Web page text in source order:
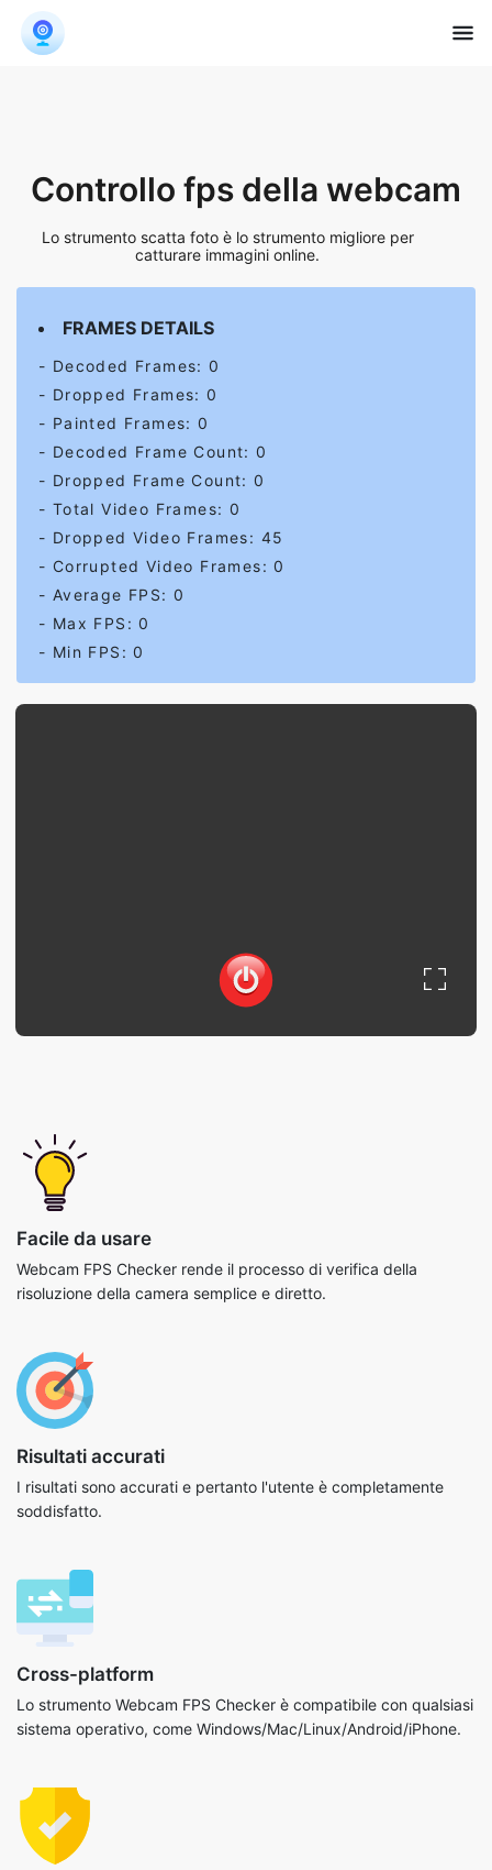
Controllo fps della webcam
Lo strumento scatta foto è lo strumento migliore per
catturare immagini online.
FRAMES DETAILS
- Decoded Frames:0
- Dropped Frames:0
- Painted Frames:0
- Decoded Frame Count:0
- Dropped Frame Count:0
- Total Video Frames: 0
- Dropped Video Frames: 45
- Corrupted Video Frames:0
- Average FPS:0
- Max FPS:0
- Min FPS:0
Facile da usare
Webcam FPS Checker rende il processo di verifica della
risoluzione della camera semplice e diretto.
Risultati accurati
I risultati sono accurati e pertanto l'utente è completamente
soddisfatto.
Cross-platform
Lo strumento Webcam FPS Checker è compatibile con qualsiasi
sistema operativo, come Windows/Mac/Linux/Android/iPhone.